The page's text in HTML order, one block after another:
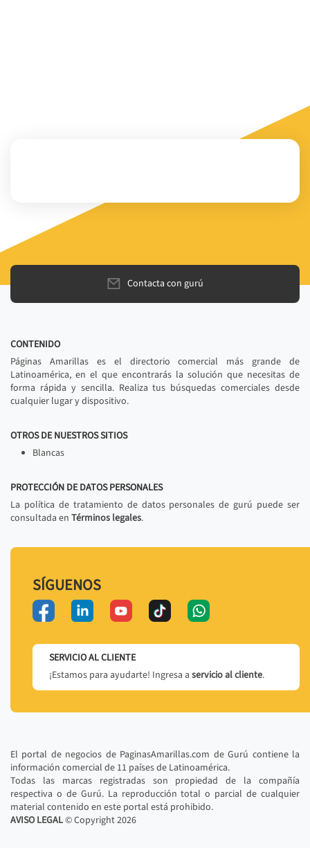
Contacta con gurú
CONTENIDO
Páginas Amarillas es el directorio comercial más grande de
Latinoamérica, en el que encontrarás la solución que necesitas de
forma rápida y sencilla. Realiza tus búsquedas comerciales desde
cualquier lugar y dispositivo.
OTROS DE NUESTROS SITIOS
Blancas
PROTECCIÓN DE DATOS PERSONALES
La política de tratamiento de datos personales de gurú puede ser
consultada en Términos legales.
SÍGUENOS
SERVICIO AL CLIENTE
¡Estamos para ayudarte! Ingresa a servicio al cliente.
El portal de negocios de PaginasAmarillas.com de Gurú contiene la
información comercial de 11 países de Latinoamérica.
Todas las marcas registradas son propiedad de la compañía
respectiva o de Gurú. La reproducción total o parcial de cualquier
material contenido en este portal está prohibido.
AVISO LEGAL© Copyright2026